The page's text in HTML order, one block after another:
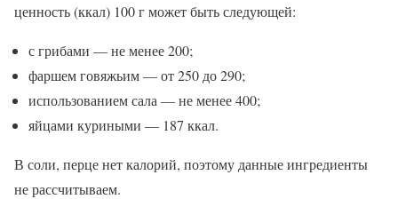
ценность (ккал) 100 г может быть следующей:
с грибами — не менее 200;
фаршем говяжьим — от 250 до 290;
использованием сала — не менее 400;
яйцами куриными — 187 ккал.
В соли, перце нет калорий, поэтому данные ингредиенты
не рассчитываем.